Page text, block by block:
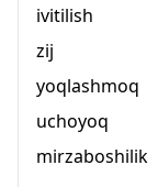
ivitilish
zij
yoqlashmoq
uchoyoq
mirzaboshilik